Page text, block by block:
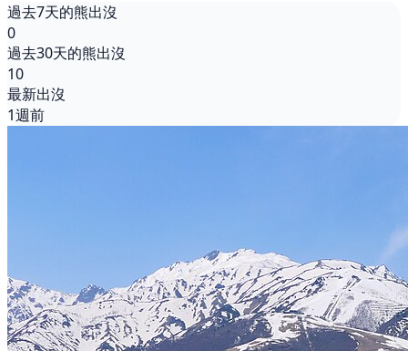
過去7天的熊出沒
0
過去30天的熊出沒
10
最新出沒
1週前